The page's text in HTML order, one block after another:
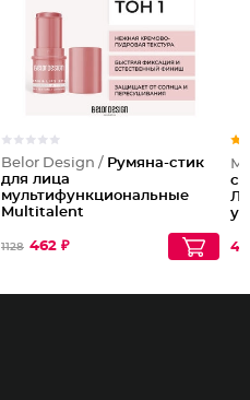
Belor Design / Румяна-стик
для лица
мультифункциональные
Multitalent
1128 462 ₽